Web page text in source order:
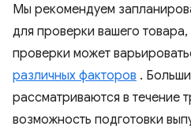
Мы рекомендуем
для проверки вашего
проверки может
различных факторов .
рассматриваются в течение
возможность подготовки